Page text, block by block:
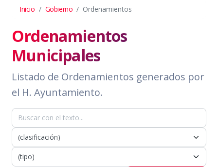
Inicio Gobierno Ordenamientos
Ordenamientos
Municipales
Listado de Ordenamientos generados por
el H. Ayuntamiento.